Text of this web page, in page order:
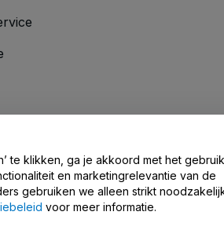
Neem Contact Met Ons Op
te klikken, ga je akkoord met het gebruik
en marketingrelevantie van de
gebruiken we alleen strikt
voor meer informatie.